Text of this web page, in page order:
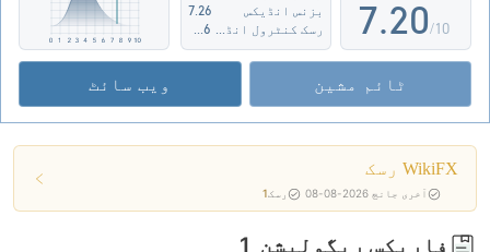
7
8
9
.2
3
4
5
6
7
0
1
2
3
4
5
/10
بزنس انڈیکس
7.26
ٹائم مشین ویب سائٹ
WikiFX رسک
آخری جانچ 2026-08-08 رسک1
فاریکس ریگولیشن 1